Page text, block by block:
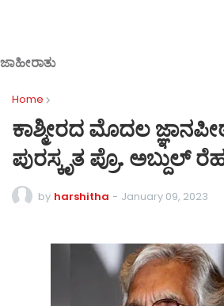
ಜಾಹೀರಾತು
Home
ಕಾಶ್ಮೀರದ ಮೊದಲ
ಪುರಸ್ಕೃತ ಪ್ರೊ. ಅಬ್ದುಲ್
by harshitha - January 09, 2023